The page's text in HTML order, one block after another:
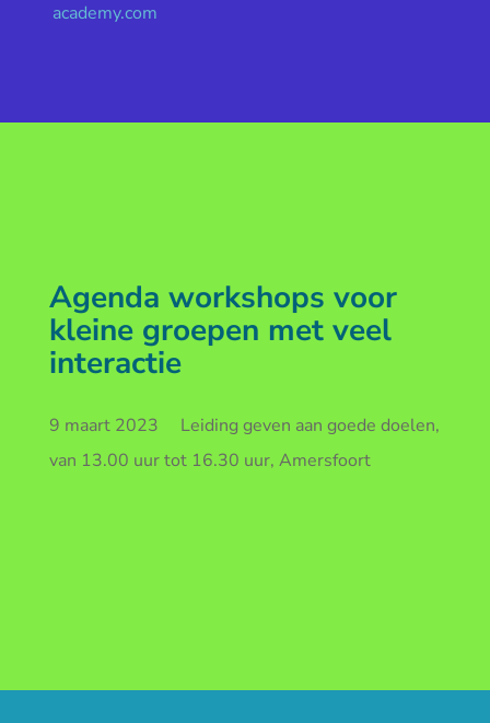
academy.com
Agenda workshops voor
kleine groepen met veel
interactie
9 maart 2023 Leiding geven aan goede doelen,
van 13.00 uur tot 16.30 uur, Amersfoort